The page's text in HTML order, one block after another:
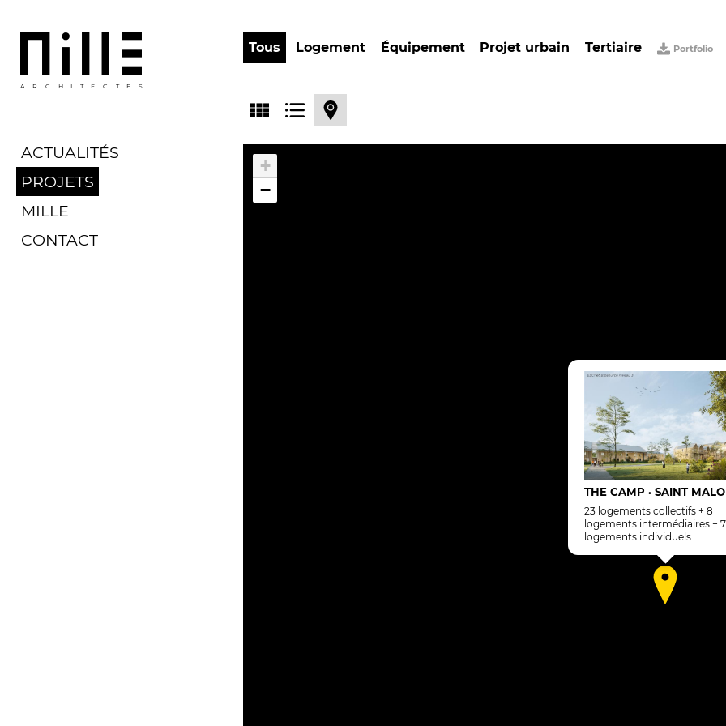
ARCHITECTES
ACTUALITÉS
PROJETS
MILLE
CONTACT
Tous Logement Équipement Projet urbain Tertiaire Portfolio
THE CAMP • SAINT MALO
23 logements collectifs + 8
logements intermédiaires + 7
logements individuels
+
−